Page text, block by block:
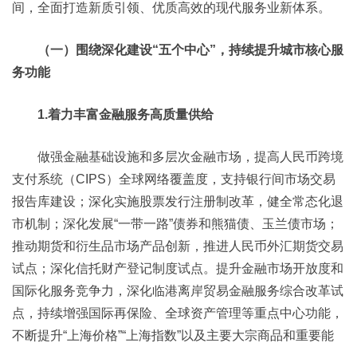
间，全面打造新质引领、优质高效的现代服务业新体系。
（一）围绕深化建设“五个中心”，持续提升城市核心服
务功能
1.着力丰富金融服务高质量供给
做强金融基础设施和多层次金融市场，提高人民币跨境
支付系统（CIPS）全球网络覆盖度，支持银行间市场交易
报告库建设；深化实施股票发行注册制改革，健全常态化退
市机制；深化发展“一带一路”债券和熊猫债、玉兰债市场；
推动期货和衍生品市场产品创新，推进人民币外汇期货交易
试点；深化信托财产登记制度试点。提升金融市场开放度和
国际化服务竞争力，深化临港离岸贸易金融服务综合改革试
点，持续增强国际再保险、全球资产管理等重点中心功能，
不断提升“上海价格”“上海指数”以及主要大宗商品和重要能